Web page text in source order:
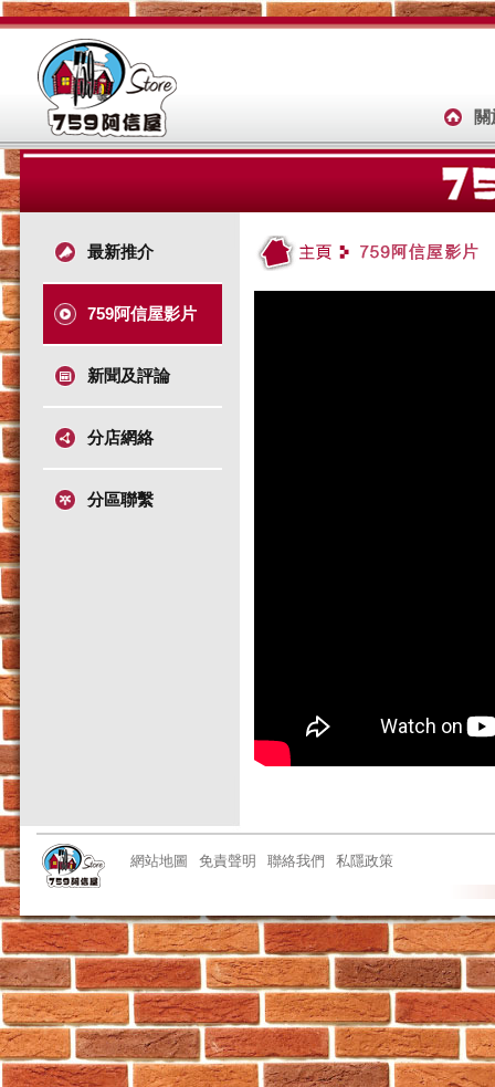
最新推介
759阿信屋影片
新聞及評論
分店網絡
分區聯繫
網站地圖 免責聲明 聯絡我們 私隱政策